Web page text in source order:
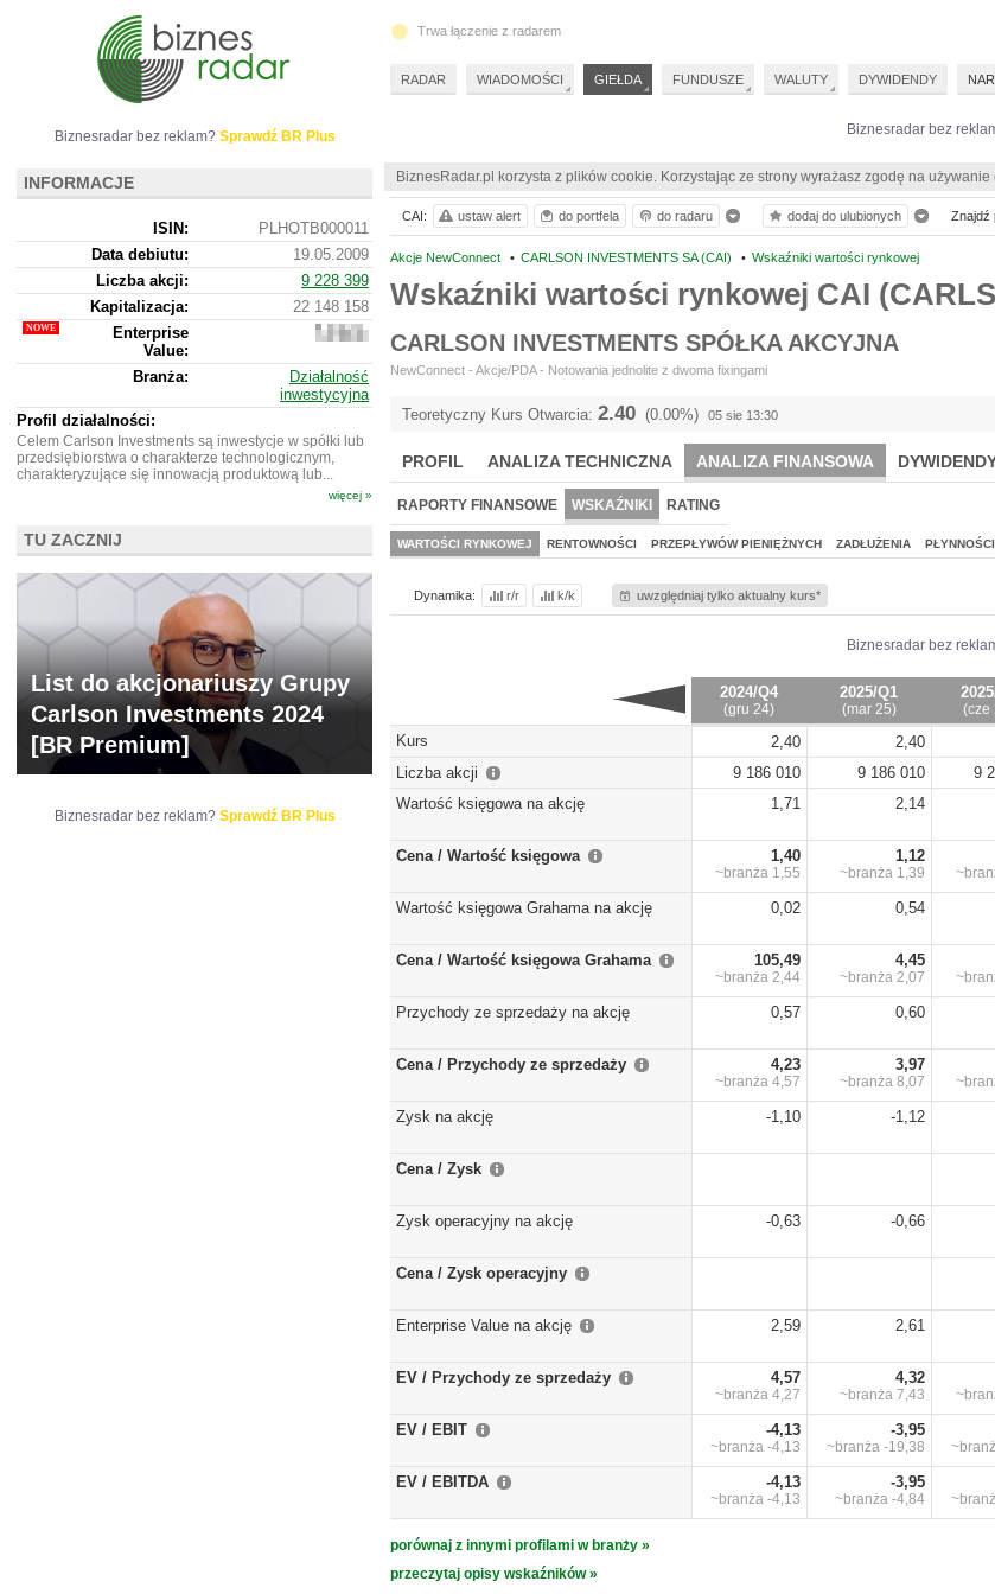
Biznesradar bez
BiznesRadar.pl korzysta z plików cookie. Korzystając ze strony wyrażasz zgodę na
Akcje NewConnect • CARLSON INVESTMENTS SA (CAI) • Wskaźniki wartości rynkowej
Wskaźniki wartości rynkowej CAI
CARLSON INVESTMENTS SPÓŁKA AKCYJNA
NewConnect - Akcje/PDA - Notowania jednolite z dwoma fixingami
Teoretyczny Kurs Otwarcia: 2.40 (0.00%) 05 sie 13:30
PROFIL ANALIZA TECHNICZNA ANALIZA FINANSOWA
RAPORTY FINANSOWE WSKAŹNIKI RATING
WARTOŚCI RYNKOWEJ RENTOWNOŚCI PRZEPŁYWÓW PIENIĘŻNYCH ZADŁUŻENIA PŁYNNOŚCI
Dynamika: r/r k/k uwzględniaj tylko aktualny kurs*
Biznesradar bez
2024/Q4
(gru 24)
2025/Q1
(mar 25) (cze
Kurs 2,40 2,40
Liczba akcji
9 186 010 9 186 010 9
Wartość księgowa na akcję
1,71 2,14
Cena / Wartość księgowa 1,40
~branża 1,55
1,12
~branża 1,39
Wartość księgowa Grahama na akcję 0,02 0,54
Cena / Wartość księgowa Grahama 105,49
~branża 2,44
4,45
~branża 2,07
Przychody ze sprzedaży na akcję 0,57 0,60
Cena / Przychody ze sprzedaży 4,23
~branża 4,57
3,97
~branża 8,07
Zysk na akcję -1,10 -1,12
Cena / Zysk
Zysk operacyjny na akcję -0,63 -0,66
Cena / Zysk operacyjny
Enterprise Value na akcję 2,59 2,61
EV / Przychody ze sprzedaży 4,57
~branża 4,27
4,32
~branża 7,43
EV / EBIT -4,13
~branża -4,13
-3,95
~branża -19,38
EV / EBITDA -4,13
~branża -4,13
-3,95
~branża -4,84
porównaj z innymi profilami w branży »
przeczytaj opisy wskaźników »
CAI: ustaw alert do portfela do radaru dodaj do ulubionych Znajdź
Biznesradar bez reklam? Sprawdź BR Plus
INFORMACJE
ISIN:
PLHOTB000011
Data debiutu:
19.05.2009
Liczba akcji:
9 228 399
Kapitalizacja:
22 148 158
Enterprise
Value:
22
158
Branża:
Działalność
inwestycyjna
Profil działalności:
Celem Carlson Investments są inwestycje w spółki lub
przedsiębiorstwa o charakterze technologicznym,
charakteryzujące się innowacją produktową lub...
więcej »
TU ZACZNIJ
List do akcjonariuszy Grupy
Carlson Investments 2024
[BR Premium]
Biznesradar bez reklam? Sprawdź BR Plus
Trwa łączenie z radarem
RADAR WIADOMOŚCI GIEŁDA FUNDUSZE WALUTY DYWIDENDY